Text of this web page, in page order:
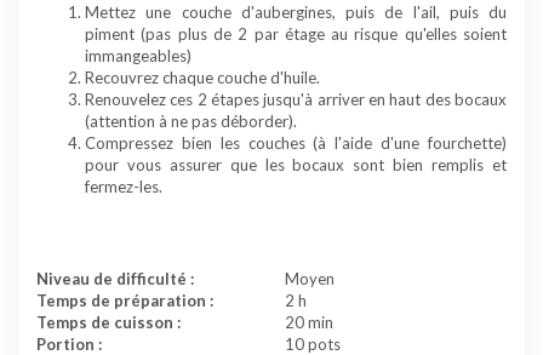
Mettez une couche d'aubergines, puis de l'ail, puis du
piment (pas plus de 2 par étage au risque qu'elles soient
immangeables)
Recouvrez chaque couche d'huile.
Renouvelez ces 2 étapes jusqu'à arriver en haut des bocaux
(attention à ne pas déborder).
Compressez bien les couches (à l'aide d'une fourchette)
pour vous assurer que les bocaux sont bien remplis et
fermez-les.
Niveau de difficulté :
Moyen
Temps de préparation :
2 h
Temps de cuisson :
20 min
Portion :
10 pots